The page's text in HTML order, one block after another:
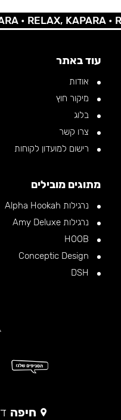
•RELAX, KAPARA •
עוד באתר
אודות
מיקור חוץ
בלוג
צרו קשר
רישום למועדון לקוחות
מתוגים מובילים
נרגילות Alpha Hookah
נרגילות Amy Deluxe
חיפה